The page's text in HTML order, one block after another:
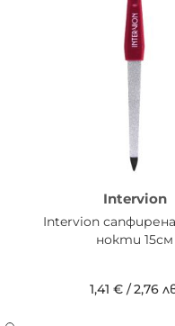
Intervion
Intervion
нокти 15см
1,41 €/2,76